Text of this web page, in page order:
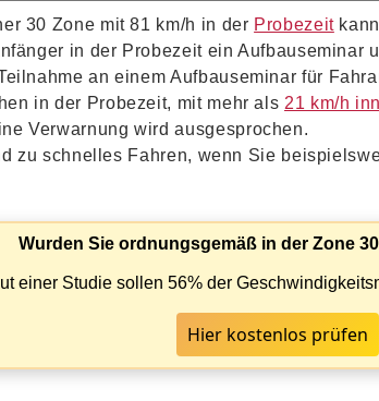
30 Zone mit 81 km/h in der Probezeit
in der Probezeit ein
an einem Aufbauseminar für
in der Probezeit, mit mehr als 21 km/h
Verwarnung wird ausgesprochen.
zu schnelles Fahren, wenn Sie
Wurden Sie ordnungsgemäß in der Zone
einer Studie sollen 56% der
Hier kostenlos prüfen